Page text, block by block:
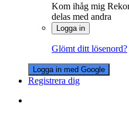
Kom ihåg mig
delas med andra
Logga in
Glömt ditt lösenord?
Logga in med Google
Registrera dig